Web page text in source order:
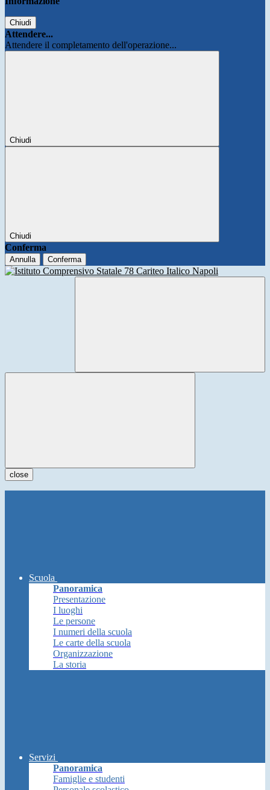
Chiudi
Attendere...
Attendere il completamento dell'operazione...
Chiudi
Chiudi
Conferma
Annulla Conferma
close
Scuola
Panoramica
Presentazione
I luoghi
Le persone
I numeri della scuola
Le carte della scuola
Organizzazione
La storia
Servizi
Panoramica
Famiglie e studenti